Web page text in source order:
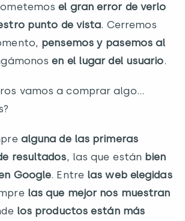
el gran error de verlo
punto de vista. Cerremos
pensemos y pasemos al
en el lugar del usuario.
vamos a comprar algo…
alguna de las primeras
resultados, las que están bien
Google. Entre las web elegidas
las que mejor nos muestran
los productos están más